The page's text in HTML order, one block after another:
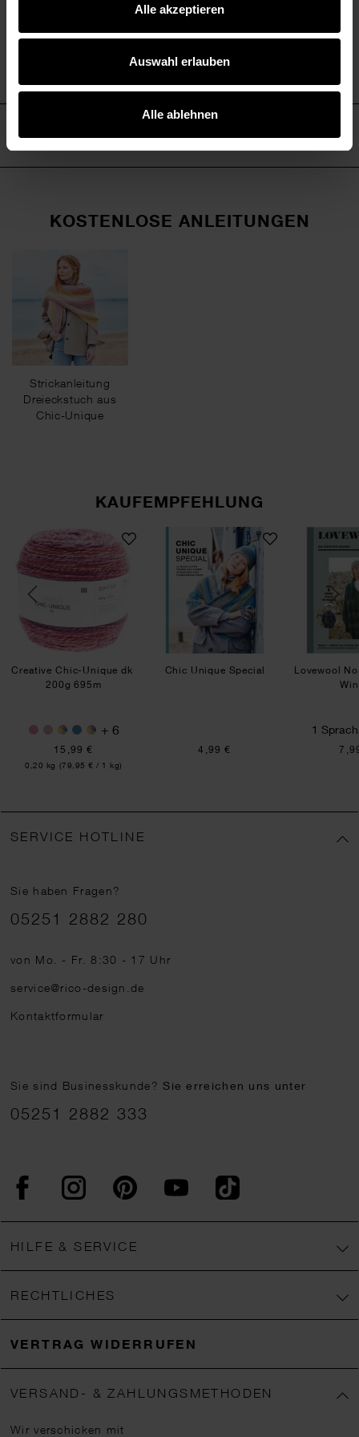
Alle akzeptieren
Auswahl erlauben
Alle ablehnen
- Pflege 30°C Wollwäsche
HERSTELLER
KOSTENLOSE ANLEITUNGEN
Strickanleitung
Dreieckstuch aus
Chic-Unique
KAUFEMPFEHLUNG
Dégradé Lucky 8Creative Chic-Unique dk
Creative Chic-Unique dk
200g 695m
+ 6
15,99 €
Inhalt:
0,20 kg (79,95 € / 1 kg)
Chic Unique Special
Chic Unique Special
4,99 €
Lovewool
1
SERVICE HOTLINE
Sie haben Fragen?
Telefonnummer
05251 2882 280
von Mo. - Fr. 8:30 - 17 Uhr
service@rico-design.de
Kontaktformular
Sie sind Businesskunde?Sie erreichen uns unter
05251 2882 333
FacebookInstagram PinterestYouTubeTikTok
HILFE & SERVICE
RECHTLICHES
VERTRAG WIDERRUFEN
VERSAND- & ZAHLUNGSMETHODEN
Wir verschicken mit